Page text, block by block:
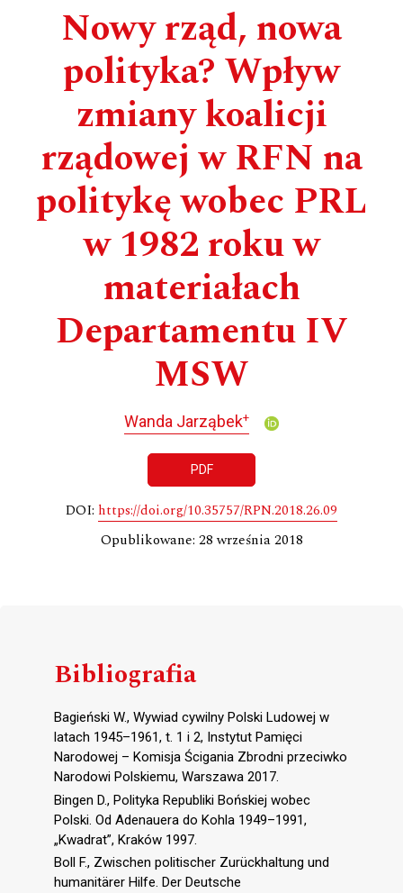
Nowy rząd, nowa
polityka? Wpływ
zmiany koalicji
rządowej w RFN na
politykę wobec PRL
w 1982 roku w
materiałach
Departamentu IV
MSW
Wanda Jarząbek+
PDF
DOI: https://doi.org/10.35757/RPN.2018.26.09
Opublikowane: 28 września 2018
Bibliografia
Bagieński W., Wywiad cywilny Polski Ludowej w
latach 1945–1961, t. 1 i 2, Instytut Pamięci
Narodowej – Komisja Ścigania Zbrodni przeciwko
Narodowi Polskiemu, Warszawa 2017.
Bingen D., Polityka Republiki Bońskiej wobec
Polski. Od Adenauera do Kohla 1949–1991,
„Kwadrat”, Kraków 1997.
Boll F., Zwischen politischer Zurückhaltung und
humanitärer Hilfe. Der Deutsche